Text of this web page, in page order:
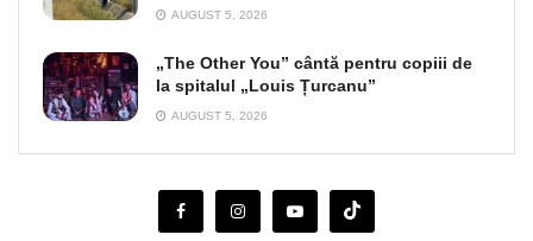
AUGUST 5, 2026
„The Other You” cântă pentru copiii de
la spitalul „Louis Țurcanu”
AUGUST 5, 2026